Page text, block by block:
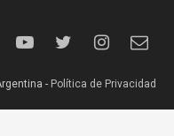
- Política de Privacidad